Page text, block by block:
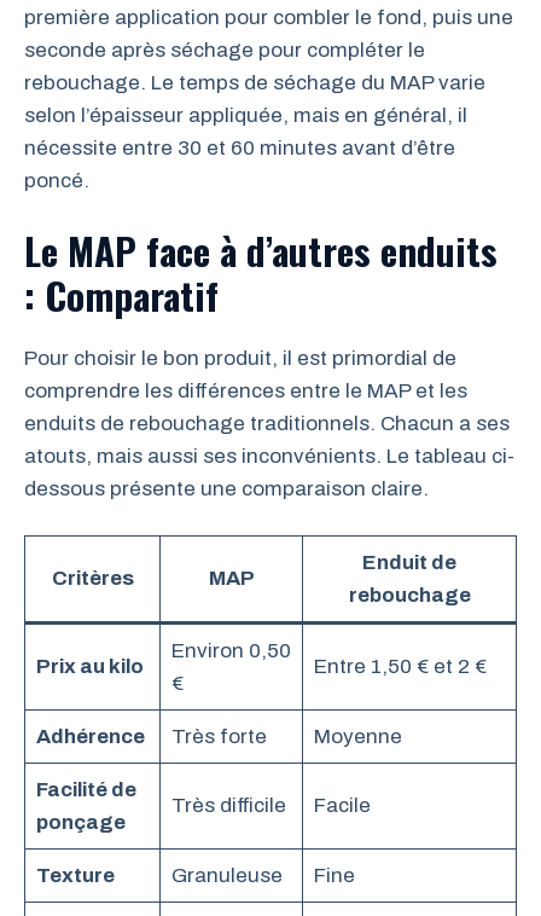
première application pour combler le fond, puis une
seconde après séchage pour compléter le
rebouchage. Le temps de séchage du MAP varie
selon l’épaisseur appliquée, mais en général, il
nécessite entre 30 et 60 minutes avant d’être
poncé.
Le MAP face à d’autres enduits
: Comparatif
Pour choisir le bon produit, il est primordial de
comprendre les différences entre le MAP et les
enduits de rebouchage traditionnels. Chacun a ses
atouts, mais aussi ses inconvénients. Le tableau ci-
dessous présente une comparaison claire.
Critères MAP
Enduit de
rebouchage
Prix au kilo
Environ 0,50
€
Entre 1,50 € et 2 €
Adhérence Très forte Moyenne
Facilité de
ponçage
Très difficile Facile
Texture Granuleuse Fine